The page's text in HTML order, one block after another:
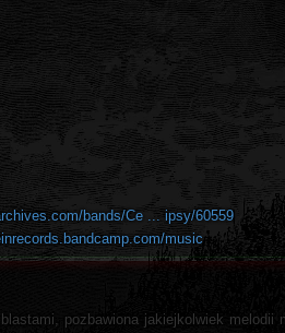
bands/Ce ... ipsy/60559
music
pozbawiona jakiejkolwiek